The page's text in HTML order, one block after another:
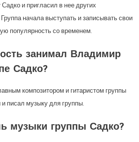
и пригласил в нее других
начала выступать и записывать свои
популярность со временем.
занимал Владимир
Садко?
композитором и гитаристом группы
писал музыку для группы.
музыки группы Садко?